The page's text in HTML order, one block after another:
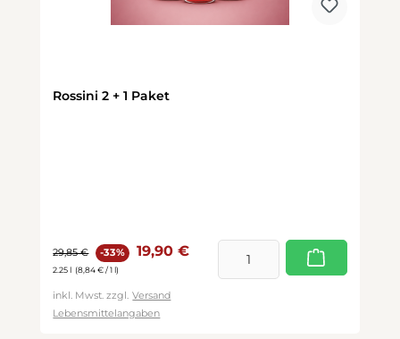
Rossini 2 + 1 Paket
Verkaufspreis:
Regulärer Preis:
29,85 € -33% 19,90 €
2.25 l (8,84 € / 1 l)
inkl. Mwst. zzgl. Versand
Lebensmittelangaben